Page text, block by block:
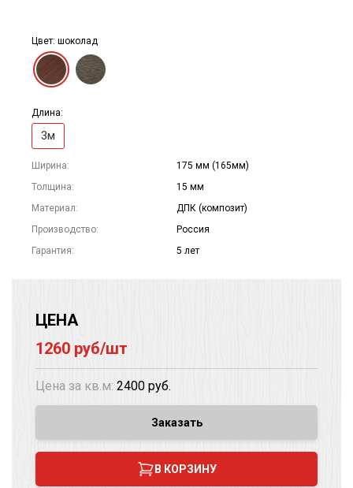
Цвет: шоколад
Длина:
3м
Ширина:
175 мм (165мм)
Толщина:
15 мм
Материал:
ДПК (композит)
Производство:
Россия
Гарантия:
5 лет
ЦЕНА
1260 руб/шт
Цена за кв.м: 2400 руб.
Заказать
В КОРЗИНУ